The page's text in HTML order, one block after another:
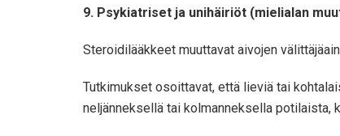
9. Psykiatriset ja unihäiriöt (mielialan
Steroidilääkkeet muuttavat aivojen
Tutkimukset osoittavat, että lieviä tai
neljänneksellä tai kolmanneksella potilaista,